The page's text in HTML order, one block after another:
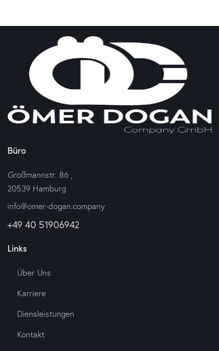
Büro
Großmannstr. 86 ,
20539 Hamburg
info@omer-dogan.company
+49 40 51906942
Links
Über Uns
Karriere
Diensleistungen
Kontakt